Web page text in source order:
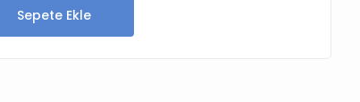
Sepete Ekle